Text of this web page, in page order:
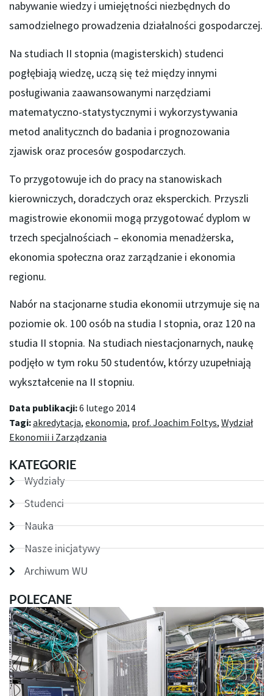
nabywanie wiedzy i umiejętności niezbędnych do
samodzielnego prowadzenia działalności gospodarczej.
Na studiach II stopnia (magisterskich) studenci
pogłębiają wiedzę, uczą się też między innymi
posługiwania zaawansowanymi narzędziami
matematyczno-statystycznymi i wykorzystywania
metod analitycznch do badania i prognozowania
zjawisk oraz procesów gospodarczych.
To przygotowuje ich do pracy na stanowiskach
kierowniczych, doradczych oraz eksperckich. Przyszli
magistrowie ekonomii mogą przygotować dyplom w
trzech specjalnościach – ekonomia menadżerska,
ekonomia społeczna oraz zarządzanie i ekonomia
regionu.
Nabór na stacjonarne studia ekonomii utrzymuje się na
poziomie ok. 100 osób na studia I stopnia, oraz 120 na
studia II stopnia. Na studiach niestacjonarnych, naukę
podjęło w tym roku 50 studentów, którzy uzupełniają
wykształcenie na II stopniu.
Data publikacji:6 lutego 2014
Tagi:akredytacja, ekonomia, prof. Joachim Foltys, Wydział
Ekonomii i Zarządzania
KATEGORIE
Wydziały
Studenci
Nauka
Nasze inicjatywy
Archiwum WU
POLECANE